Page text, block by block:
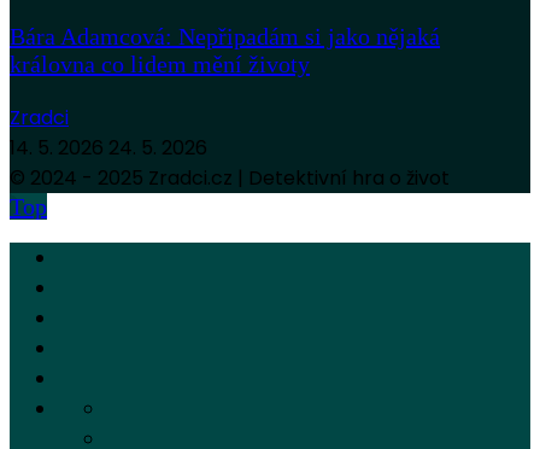
Bára Adamcová: Nepřipadám si jako nějaká
královna co lidem mění životy
Zradci
14. 5. 2026 24. 5. 2026
© 2024 - 2025 Zradci.cz | Detektivní hra o život
Top